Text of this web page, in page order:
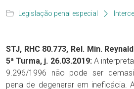
Legislação penal especial
STJ, RHC 80.773, Rel. Min.
5ª Turma, j. 26.03.2019: A
9.296/1996 não pode ser
pena de degenerar em ineficácia.